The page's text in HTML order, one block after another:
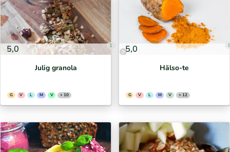
5,0 1
Julig granola
G V L M V + 10
5,0
Hälso-te
G V L M V + 12